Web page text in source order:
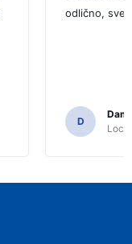
odlično, sve
D